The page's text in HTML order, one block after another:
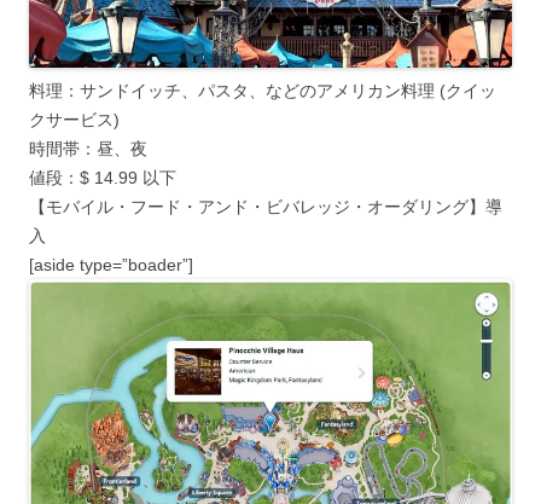
料理：サンドイッチ、パスタ、などのアメリカン料理 (クイッ
クサービス)
時間帯：昼、夜
値段：$ 14.99 以下
【モバイル・フード・アンド・ビバレッジ・オーダリング】導
入
[aside type=”boader”]